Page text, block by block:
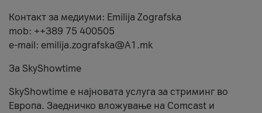
Контакт за медиуми: Emilija Zografska
mob: ++389 75 400505
e-mail: emilija.zografska@A1.mk
За SkyShowtime
SkyShowtime е најновата услуга за стриминг во
Европа. Заедничко вложување на Comcast и